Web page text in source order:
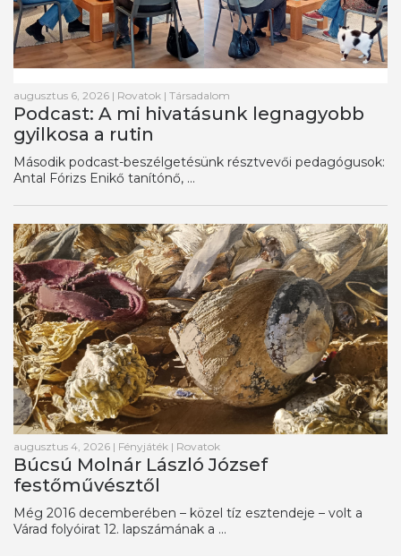
augusztus 6, 2026 | Rovatok | Társadalom
Podcast: A mi hivatásunk legnagyobb
gyilkosa a rutin
Második podcast-beszélgetésünk résztvevői pedagógusok:
Antal Fórizs Enikő tanítónő, ...
augusztus 4, 2026 | Fényjáték | Rovatok
Búcsú Molnár László József
festőművésztől
Még 2016 decemberében – közel tíz esztendeje – volt a
Várad folyóirat 12. lapszámának a ...